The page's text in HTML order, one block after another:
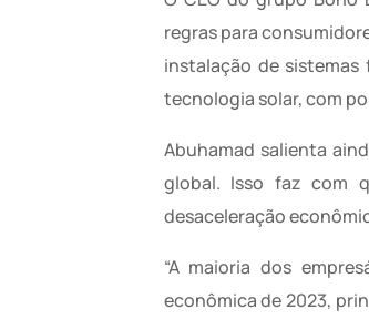
regras para
instalação de
tecnologia solar, com
Abuhamad salienta
global. Isso faz com
desaceleração
“A maioria dos
econômica de 2023,